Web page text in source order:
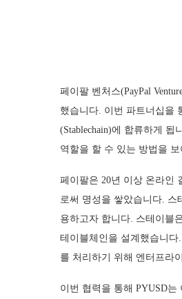
페이팔 벤처스(PayPal
했습니다. 이번 파트너십을
(Stablechain)에 합류하게
역할을 할 수 있는 방법을 보
페이팔은 20년 이상 온라인
로써 명성을 쌓았습니다.
용하고자 합니다. 스테이블
테이블체인을 설계했습니다
를 처리하기 위해 엔터프라
이번 협력을 통해 PYUSD는